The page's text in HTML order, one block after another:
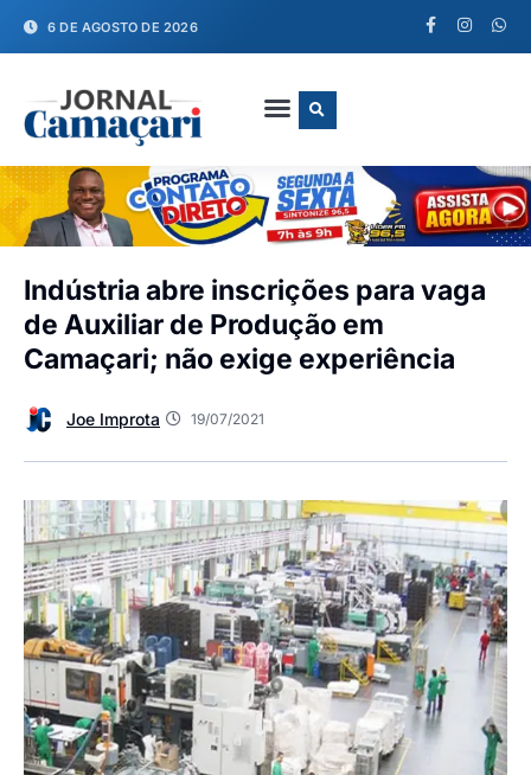
6 DE AGOSTO DE 2026
Indústria abre inscrições para vaga
de Auxiliar de Produção em
Camaçari; não exige experiência
Joe Improta 19/07/2021